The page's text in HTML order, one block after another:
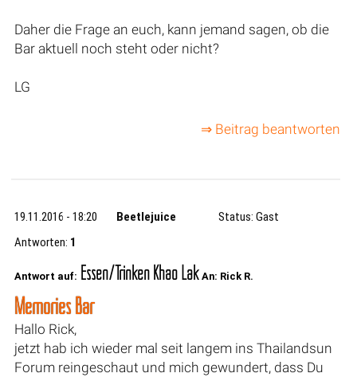
Daher die Frage an euch, kann jemand sagen, ob die
Bar aktuell noch steht oder nicht?
LG
⇒ Beitrag beantworten
19.11.2016 - 18:20 Beetlejuice
Status: Gast
Antworten: 1
Antwort auf: Essen/Trinken Khao Lak An: Rick R.
Memories Bar
Hallo Rick,
jetzt hab ich wieder mal seit langem ins Thailandsun
Forum reingeschaut und mich gewundert, dass Du